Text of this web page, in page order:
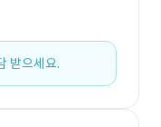
받으세요.